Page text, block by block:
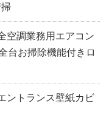
調業務用エアコン
台お掃除機能付きロ
ントランス壁紙カビ